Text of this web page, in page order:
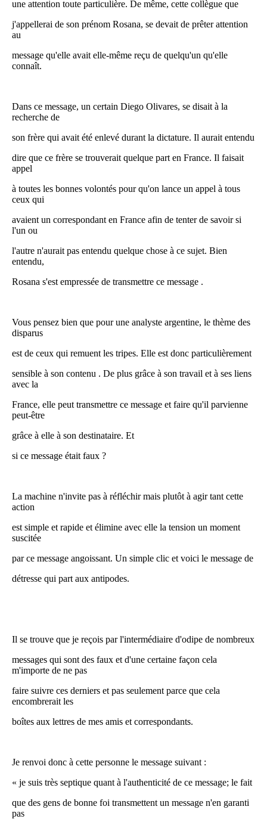
une attention toute particulière. De même, cette collègue que
j'appellerai de son prénom Rosana, se devait de prêter attention
au
message qu'elle avait elle-même reçu de quelqu'un qu'elle
connaît.
Dans ce message, un certain Diego Olivares, se disait à la
recherche de
son frère qui avait été enlevé durant la dictature. Il aurait entendu
dire que ce frère se trouverait quelque part en France. Il faisait
appel
à toutes les bonnes volontés pour qu'on lance un appel à tous
ceux qui
avaient un correspondant en France afin de tenter de savoir si
l'un ou
l'autre n'aurait pas entendu quelque chose à ce sujet. Bien
entendu,
Rosana s'est empressée de transmettre ce message .
Vous pensez bien que pour une analyste argentine, le thème des
disparus
est de ceux qui remuent les tripes. Elle est donc particulièrement
sensible à son contenu . De plus grâce à son travail et à ses liens
avec la
France, elle peut transmettre ce message et faire qu'il parvienne
peut-être
grâce à elle à son destinataire. Et
si ce message était faux ?
La machine n'invite pas à réfléchir mais plutôt à agir tant cette
action
est simple et rapide et élimine avec elle la tension un moment
suscitée
par ce message angoissant. Un simple clic et voici le message de
détresse qui part aux antipodes.
Il se trouve que je reçois par l'intermédiaire d'odipe de nombreux
messages qui sont des faux et d'une certaine façon cela
m'importe de ne pas
faire suivre ces derniers et pas seulement parce que cela
encombrerait les
boîtes aux lettres de mes amis et correspondants.
Je renvoi donc à cette personne le message suivant :
« je suis très septique quant à l'authenticité de ce message; le fait
que des gens de bonne foi transmettent un message n'en garanti
pas